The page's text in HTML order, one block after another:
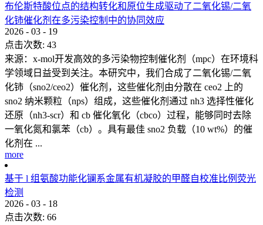
布伦斯特酸位点的结构转化和原位生成驱动了二氧化锡/二氧
化铈催化剂在多污染控制中的协同效应
2026 - 03 - 19
点击次数: 43
来源：x-mol开发高效的多污染物控制催化剂（mpc）在环境科
学领域日益受到关注。本研究中，我们合成了二氧化锡/二氧
化铈（sno2/ceo2）催化剂，这些催化剂由分散在 ceo2 上的
sno2 纳米颗粒（nps）组成，这些催化剂通过 nh3 选择性催化
还原（nh3-scr）和 cb 催化氧化（cbco）过程，能够同时去除
一氧化氮和氯苯（cb）。具有最佳 sno2 负载（10 wt%）的催
化剂在 ...
more
基于 l 组氨酸功能化镧系金属有机凝胶的甲醛自校准比例荧光
检测
2026 - 03 - 18
点击次数: 66